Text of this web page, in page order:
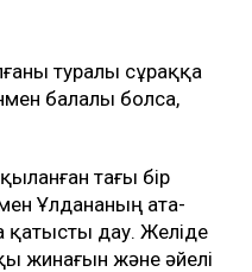
туралы сұраққа
балалы болса,
тағы бір
Ұлдананың ата-
дау. Желіде
жинағын және әйелі